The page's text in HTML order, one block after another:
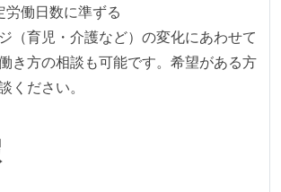
践状況
い期間でのイテレーション開発を実践
ム内の打ち合わせを行っている
の最後などに、定期的にチームでふり
働日数に準ずる
（育児・介護など）の変化にあわせて
き方の相談も可能です。希望がある方
ください。